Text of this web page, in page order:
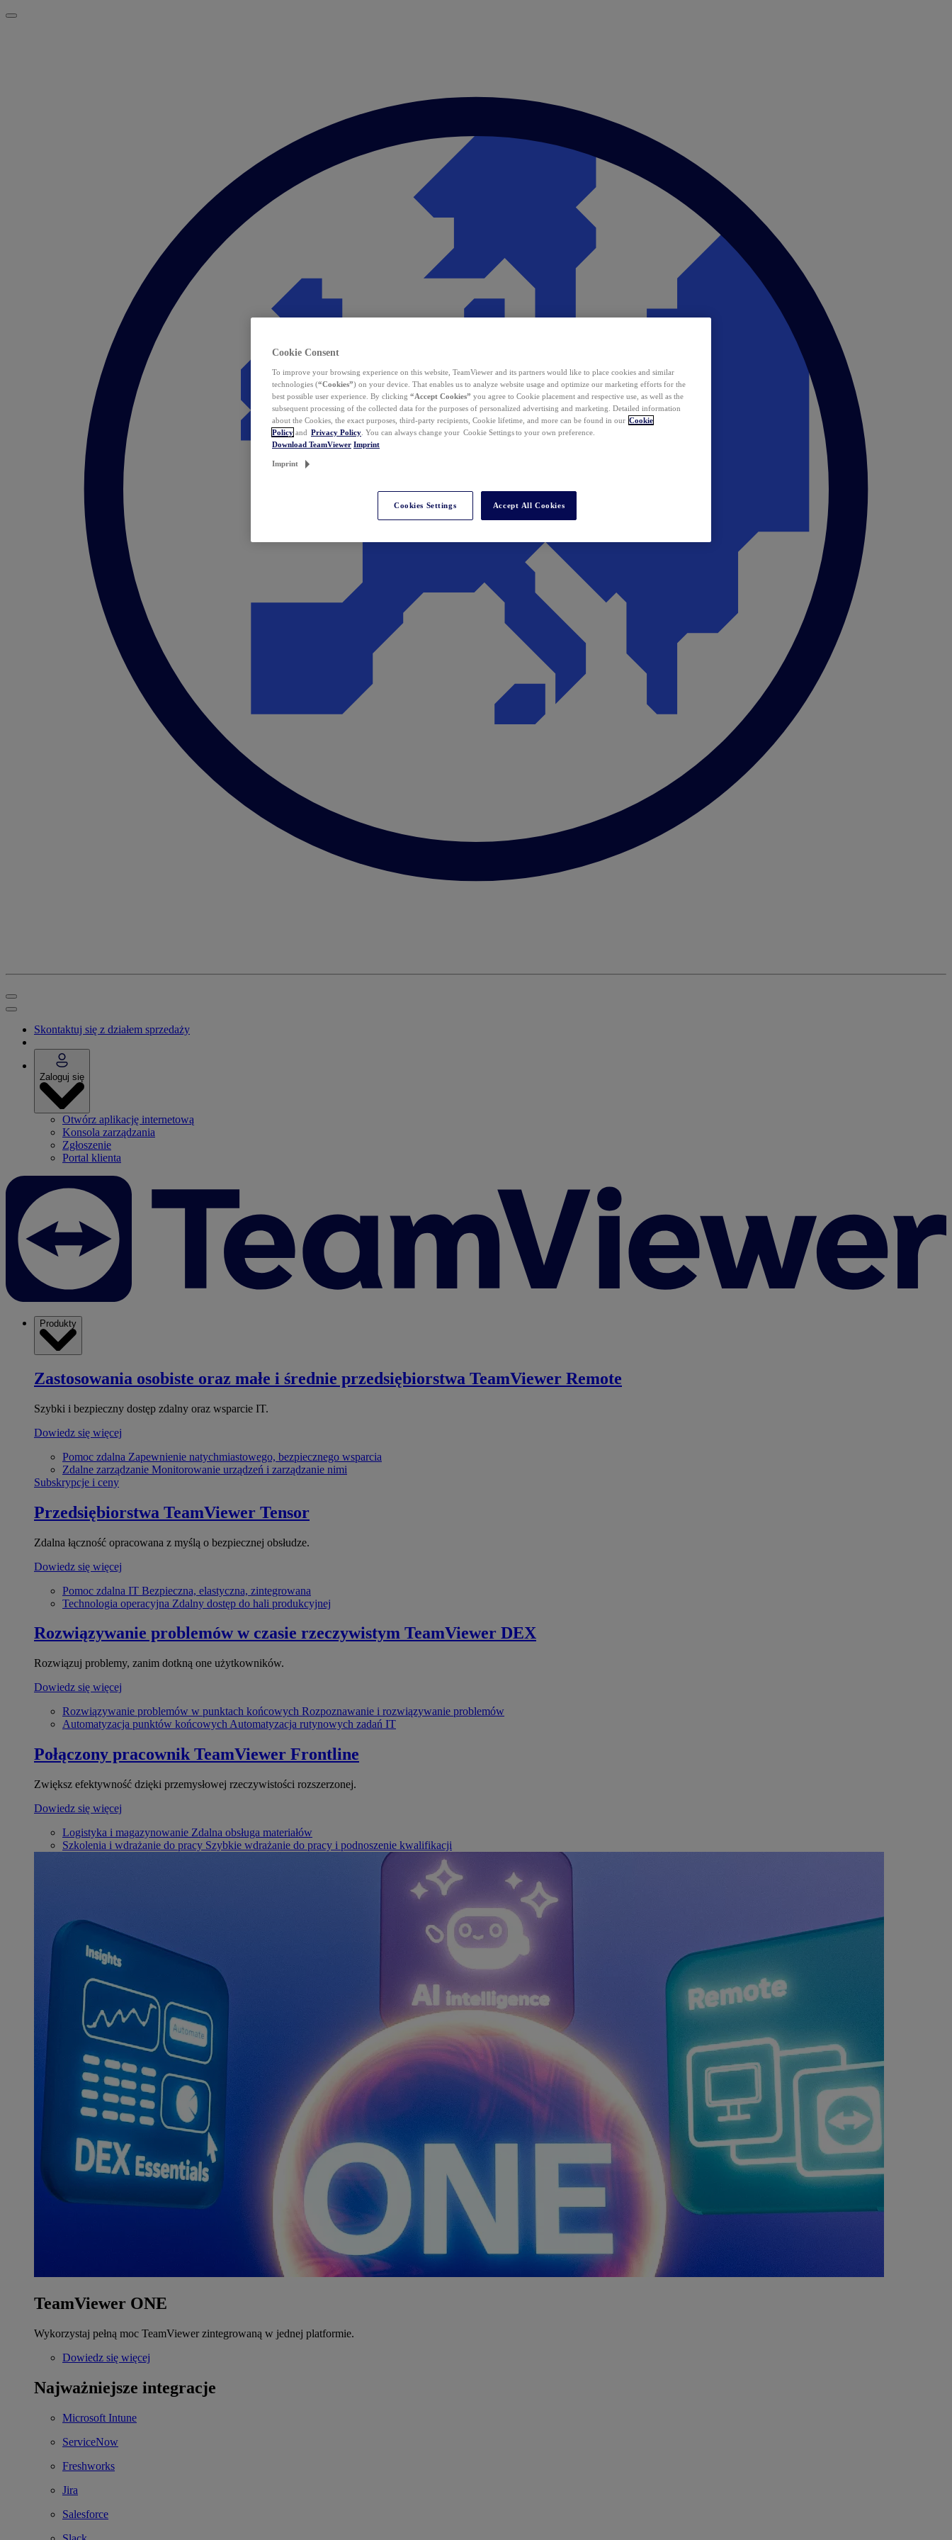
Skontaktuj się z działem sprzedaży
Zaloguj się
Otwórz aplikację internetową
Konsola zarządzania
Zgłoszenie
Portal klienta
Produkty
Zastosowania osobiste oraz małe i średnie przedsiębiorstwa TeamViewer Remote
Szybki i bezpieczny dostęp zdalny oraz wsparcie IT.
Dowiedz się więcej
Pomoc zdalna Zapewnienie natychmiastowego, bezpiecznego wsparcia
Zdalne zarządzanie Monitorowanie urządzeń i zarządzanie nimi
Subskrypcje i ceny
Przedsiębiorstwa TeamViewer Tensor
Zdalna łączność opracowana z myślą o bezpiecznej obsłudze.
Dowiedz się więcej
Pomoc zdalna IT Bezpieczna, elastyczna, zintegrowana
Technologia operacyjna Zdalny dostęp do hali produkcyjnej
Rozwiązywanie problemów w czasie rzeczywistym TeamViewer DEX
Rozwiązuj problemy, zanim dotkną one użytkowników.
Dowiedz się więcej
Rozwiązywanie problemów w punktach końcowych Rozpoznawanie i rozwiązywanie problemów
Automatyzacja punktów końcowych Automatyzacja rutynowych zadań IT
Połączony pracownik TeamViewer Frontline
Zwiększ efektywność dzięki przemysłowej rzeczywistości rozszerzonej.
Dowiedz się więcej
Logistyka i magazynowanie Zdalna obsługa materiałów
Szkolenia i wdrażanie do pracy Szybkie wdrażanie do pracy i podnoszenie kwalifikacji
TeamViewer ONE
Wykorzystaj pełną moc TeamViewer zintegrowaną w jednej platformie.
Dowiedz się więcej
Najważniejsze integracje
Microsoft Intune
ServiceNow
Freshworks
Jira
Salesforce
Cookie Consent
To improve your browsing experience on this website, TeamViewer and its partners would like to place cookies and similar
technologies (“Cookies”) on your device. That enables us to analyze website usage and optimize our marketing efforts for the
best possible user experience. By clicking “Accept Cookies” you agree to Cookie placement and respective use, as well as the
subsequent processing of the collected data for the purposes of personalized advertising and marketing. Detailed information
about the Cookies, the exact purposes, third-party recipients, Cookie lifetime, and more can be found in our Cookie
Policy and Privacy Policy . You can always change your Cookie Settings to your own preference.
Download TeamViewer Imprint
Imprint
Cookies Settings Accept All Cookies